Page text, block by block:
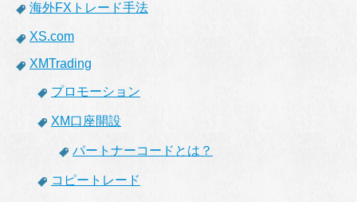
海外FXトレード手法
XS.com
XMTrading
プロモーション
XM口座開設
パートナーコードとは？
コピートレード